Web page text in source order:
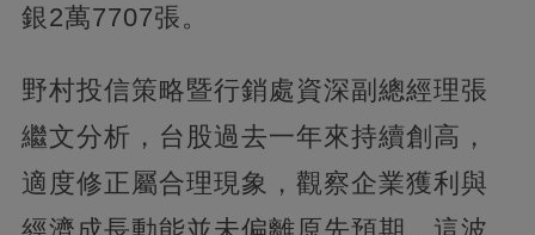
銀2萬7707張。
野村投信策略暨行銷處資深副總經理張
繼文分析，台股過去一年來持續創高，
適度修正屬合理現象，觀察企業獲利與